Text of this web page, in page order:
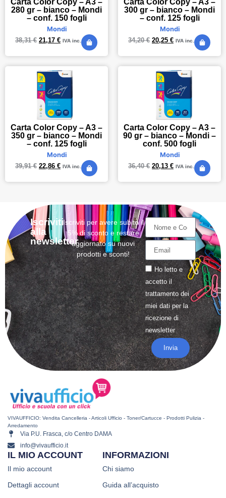
280 gr – bianco – Mondi
– conf. 150 fogli
Mondi
38,31€ 21,17 € IVA inc.
300 gr – bianco – Mondi
– conf. 125 fogli
Mondi
34,20€ 20,25 € IVA inc.
Carta Color Copy – A3 –
350 gr – bianco – Mondi
– conf. 125 fogli
Mondi
39,91€ 22,86 € IVA inc.
Carta Color Copy – A3 –
90 gr – bianco – Mondi –
conf. 500 fogli
Mondi
36,40€ 20,13 € IVA inc.
Iscriviti
alla
newsletter
Iscriviti per avere subito il
5% di sconto e restare
aggiornato su nuovi
prodotti e sconti!
Ho letto e
accetto il
trattamentodei
miei dati per la
ricezione di
newsletter
Invia
VIVAUFFICIO: Vendita Cancelleria - Articoli Ufficio - Toner/Cartucce - Prodotti Pulizia -
Arredamento
Via P.U. Frasca, c/o Centro DAMA
info@vivaufficio.it
INFORMAZIONI
Chi siamo
Guida all’acquisto
IL MIO ACCOUNT
Il mio account
Dettagli account